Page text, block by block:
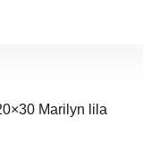
Marilyn lila